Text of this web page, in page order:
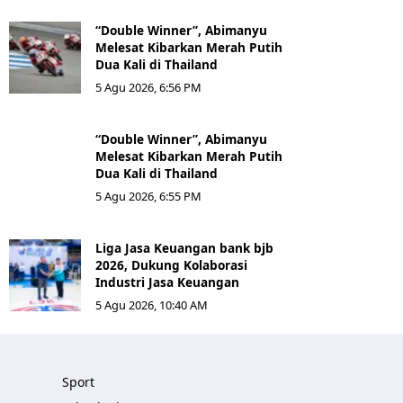
“Double Winner”, Abimanyu
Melesat Kibarkan Merah Putih
Dua Kali di Thailand
5 Agu 2026, 6:56 PM
“Double Winner”, Abimanyu
Melesat Kibarkan Merah Putih
Dua Kali di Thailand
5 Agu 2026, 6:55 PM
Liga Jasa Keuangan bank bjb
2026, Dukung Kolaborasi
Industri Jasa Keuangan
5 Agu 2026, 10:40 AM
Sport